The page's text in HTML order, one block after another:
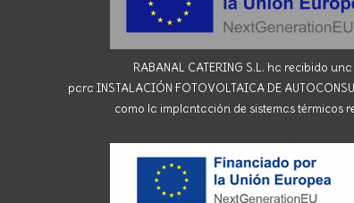
RABANAL CATERING S.L. ha recibido
para INSTALACIÓN FOTOVOLTAICA DE
como la implantación de sistemas térmicos